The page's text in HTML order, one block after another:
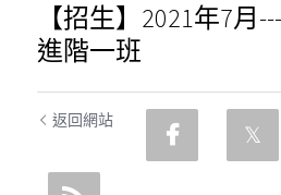
【招生】2021年7月
進階一班
返回網站